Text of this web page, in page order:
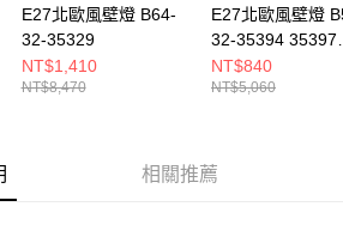
」時，將依據個別帳號之用戶狀況，依本公司即
若仍有額度不足之情形，本公司將視審查結果
使用他人資訊註冊。若發現惡意使用之情形，
停止該用戶之使用額度並採取法律行動。
E27北歐風壁燈 B64-
32-35329
NT$1,410
NT$8,470
E27北歐風壁燈
32-35394 35397
3539A
NT$840
NT$5,060
相關推薦